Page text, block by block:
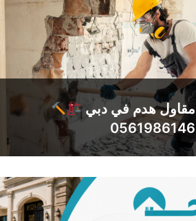
مقاول هدم في دبي
0561986146